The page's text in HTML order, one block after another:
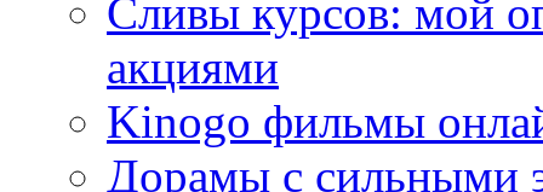
Сливы курсов: мой
акциями
Kinogo фильмы
Дорамы с сильными